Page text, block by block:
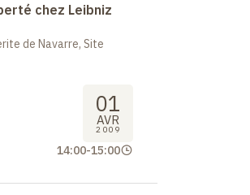
chez Leibniz
de Navarre, Site
01
AVR
2009
14:00-15:00